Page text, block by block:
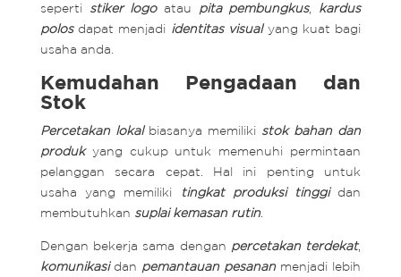
seperti stiker logoatau pita pembungkus, kardus
polosdapat menjadi identitas visualyang kuat bagi
usaha anda.
Kemudahan Pengadaan dan
Stok
Percetakan lokalbiasanya memiliki stok bahan dan
produkyang cukup untuk memenuhi permintaan
pelanggan secara cepat. Hal ini penting untuk
usaha yang memiliki
tingkat produksi tinggidan
membutuhkan suplai kemasan rutin.
Dengan bekerja sama dengan percetakan terdekat,
komunikasidan pemantauan pesananmenjadi lebih